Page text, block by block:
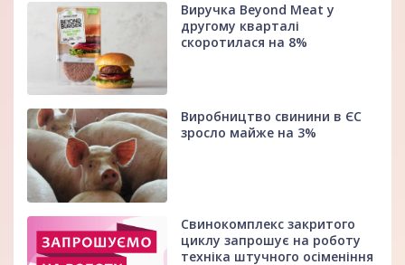
Виручка Beyond Meat у
другому кварталі
скоротилася на 8%
Виробництво свинини в ЄС
зросло майже на 3%
Свинокомплекс закритого
циклу запрошує на роботу
техніка штучного осіменіння